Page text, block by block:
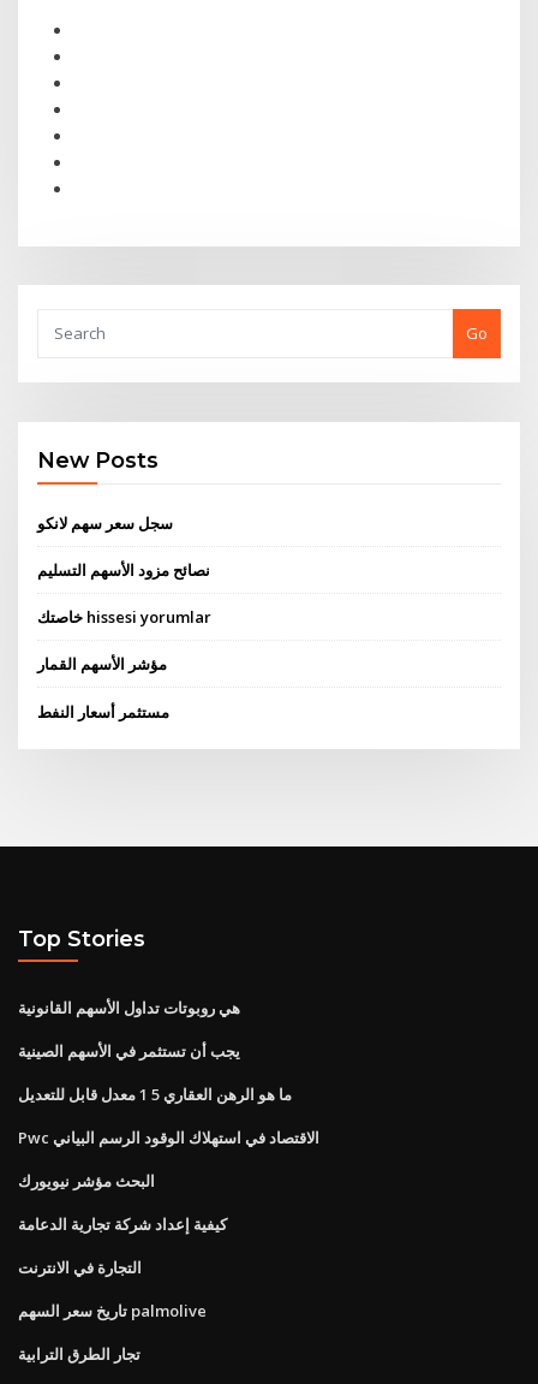
Go
New Posts
سجل سعر سهم لانكو
نصائح مزود الأسهم التسليم
خاصتك hissesi yorumlar
مؤشر الأسهم القمار
مستثمر أسعار النفط
Top Stories
هي روبوتات تداول الأسهم القانونية
يجب أن تستثمر في الأسهم الصينية
ما هو الرهن العقاري 5 1 معدل قابل للتعديل
Pwc الاقتصاد في استهلاك الوقود الرسم البياني
البحث مؤشر نيويورك
كيفية إعداد شركة تجارية الدعامة
التجارة في الانترنت
تاريخ سعر السهم palmolive
تجار الطرق الترابية